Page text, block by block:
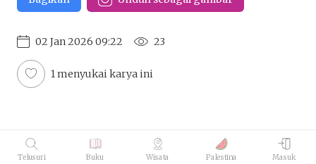
02 Jan 2026 09:22 23
1 menyukai karya ini
Telusuri Buku Wisata Palestina Masuk